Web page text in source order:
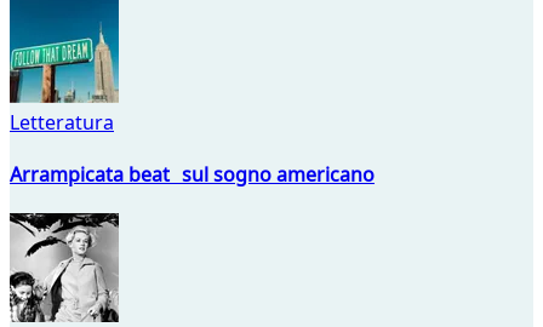
Letteratura
Arrampicata beat sul sogno americano